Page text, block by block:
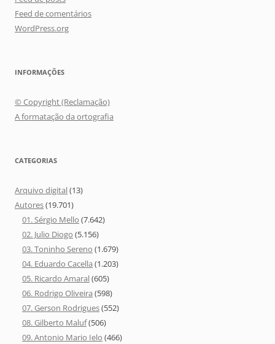
Feed de comentários
WordPress.org
INFORMAÇÕES
© Copyright (Reclamação)
A formatação da ortografia
CATEGORIAS
Arquivo digital(13)
Autores(19.701)
01. Sérgio Mello (7.642)
02. Julio Diogo (5.156)
03. Toninho Sereno (1.679)
04. Eduardo Cacella (1.203)
05. Ricardo Amaral(605)
06. Rodrigo Oliveira (598)
07. Gerson Rodrigues(552)
08. Gilberto Maluf(506)
09. Antonio Mario Ielo (466)